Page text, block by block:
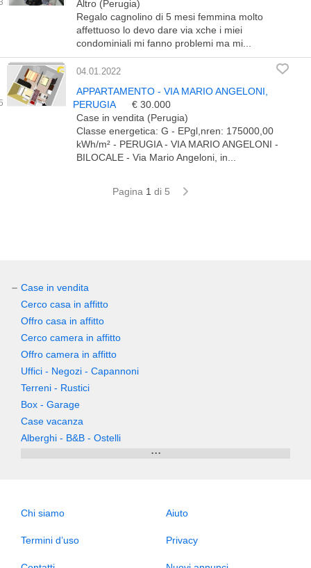
Altro (Perugia)
Regalo cagnolino di 5 mesi femmina molto
affettuoso lo devo dare via xche i miei
condominiali mi fanno problemi ma mi...
04.01.2022
APPARTAMENTO - VIA MARIO ANGELONI,
PERUGIA
€ 30.000
Case in vendita (Perugia)
Classe energetica: G - EPgl,nren: 175000,00
kWh/m² - PERUGIA - VIA MARIO ANGELONI -
BILOCALE - Via Mario Angeloni, in...
Pagina 1 di 5
Case in vendita
Cerco casa in affitto
Offro casa in affitto
Cerco camera in affitto
Offro camera in affitto
Uffici - Negozi - Capannoni
Terreni - Rustici
Box - Garage
Case vacanza
Alberghi - B&B - Ostelli
...
Chi siamo Aiuto
Termini d’uso Privacy